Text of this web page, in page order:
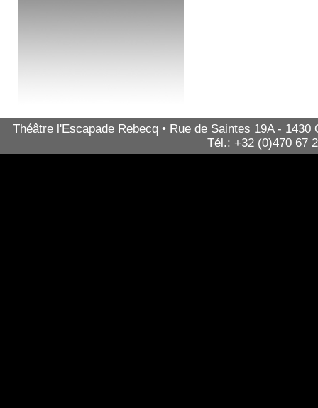
Théâtre l'Escapade Rebecq • Rue de Saintes 19A -
Tél.: +32 (0)470 67